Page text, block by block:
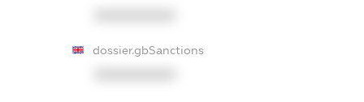
dossier.gbSanctions